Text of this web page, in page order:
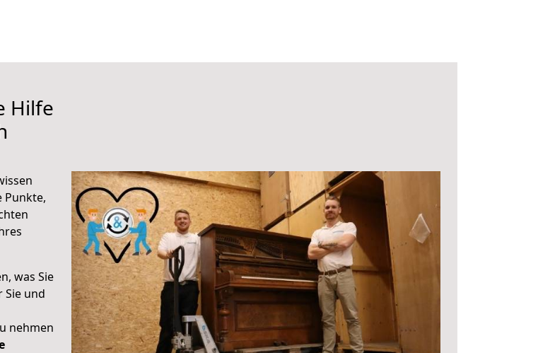
Hilfe
Punkte,
was Sie
und
nehmen